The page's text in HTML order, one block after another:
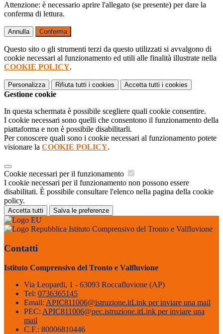
Attenzione: è necessario aprire l'allegato (se presente) per dare la
conferma di lettura.
Annulla Conferma
Questo sito o gli strumenti terzi da questo utilizzati si avvalgono di
cookie necessari al funzionamento ed utili alle finalità illustrate nella
COOKIE POLICY.
Personalizza Rifiuta tutti i cookies Accetta tutti i cookies
Gestione cookie
In questa schermata è possibile scegliere quali cookie consentire.
I cookie necessari sono quelli che consentono il funzionamento della
piattaforma e non è possibile disabilitarli.
Per conoscere quali sono i cookie necessari al funzionamento potete
visionare la COOKIE POLICY.
Cookie necessari per il funzionamento
I cookie necessari per il funzionamento non possono essere
disabilitati. È possibile consultare l'elenco nella pagina della cookie
policy.
Accetta tutti Salva le preferenze
Istituto Comprensivo del Tronto e Valfluvione
Contatti
Istituto Comprensivo del Tronto e Valfluvione
Via Leopardi, 1 - 63093 Roccafluvione (AP)
Tel: 0736365145
Email: APIC811006@istruzione.itLink per inviare una mail
PEC: APIC811006@pec.istruzione.itLink per inviare una
mail
C.F.: 80006810446